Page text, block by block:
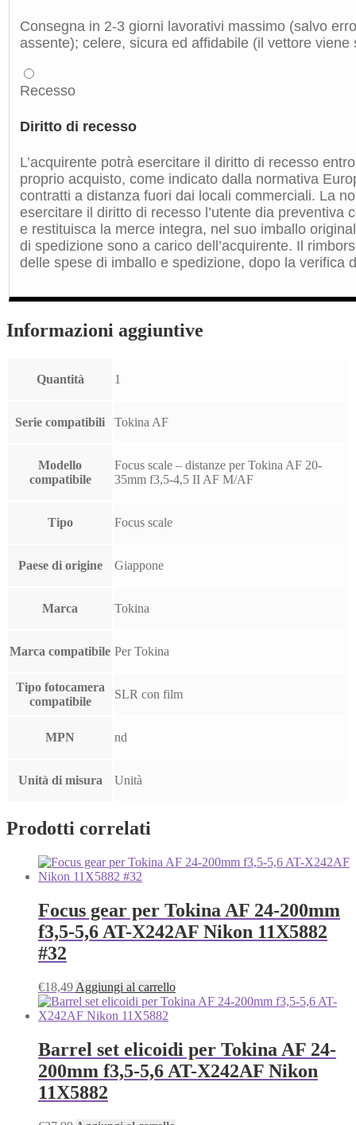
Consegna in 2-3 giorni lavorativi massimo (salvo
assente); celere, sicura ed affidabile (il vettore
Recesso
Diritto di recesso
L’acquirente potrà esercitare il diritto di recesso
proprio acquisto, come indicato dalla normativa
contratti a distanza fuori dai locali commerciali. La
esercitare il diritto di recesso l’utente dia preventiva
e restituisca la merce integra, nel suo imballo
di spedizione sono a carico dell’acquirente. Il
delle spese di imballo e spedizione, dopo la verifica
Informazioni aggiuntive
Quantità 1
Serie compatibili Tokina AF
Modello
compatibile
Focus scale – distanze per Tokina AF 20-
35mm f3,5-4,5 II AF M/AF
Tipo Focus scale
Paese di origine Giappone
Marca Tokina
Marca compatibile Per Tokina
Tipo fotocamera
compatibile
SLR con film
MPN nd
Unità di misura Unità
Prodotti correlati
Focus gear per Tokina AF 24-200mm
f3,5-5,6 AT-X242AF Nikon 11X5882
#32
€18,49 Aggiungi al carrello
Barrel set elicoidi per Tokina AF 24-
200mm f3,5-5,6 AT-X242AF Nikon
11X5882